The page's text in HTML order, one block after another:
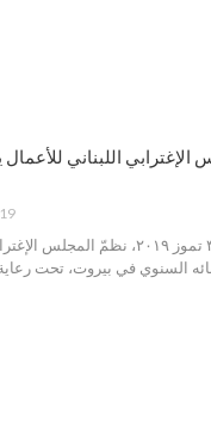
الإغترابي اللبناني
بتاريخ ٣٠ تموز ٢٠١٩، نظمّ
السنوي في بيروت، تحت